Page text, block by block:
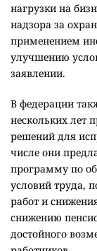
нагрузки на
надзора за
применением
улучшению
заявлении.
В федерации
нескольких лет
решений для
числе они
программу по
условий труда,
работ и
снижению
достойного